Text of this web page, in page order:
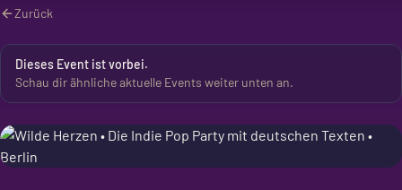
Zurück
Dieses Event ist vorbei.
Schau dir ähnliche aktuelle Events weiter unten an.